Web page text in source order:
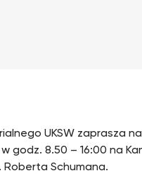
UKSW zaprasza
godz. 8.50 – 16:00 na
Roberta Schumana.